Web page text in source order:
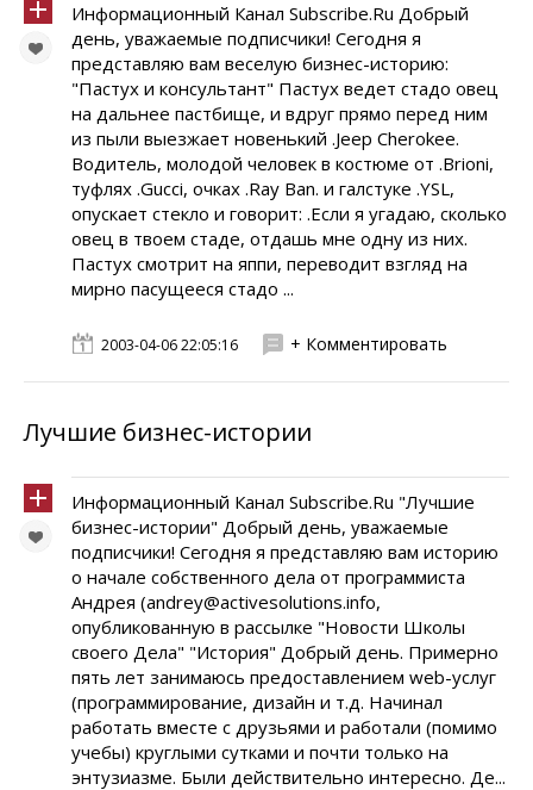
Информационный Канал Subscribe.Ru Добрый
день, уважаемые подписчики! Сегодня я
представляю вам веселую бизнес-историю:
"Пастух и консультант" Пастух ведет стадо овец
на дальнее пастбище, и вдруг прямо перед ним
из пыли выезжает новенький .Jeep Cherokee.
Водитель, молодой человек в костюме от .Brioni,
туфлях .Gucci, очках .Ray Ban. и галстуке .YSL,
опускает стекло и говорит: .Если я угадаю, сколько
овец в твоем стаде, отдашь мне одну из них.
Пастух смотрит на яппи, переводит взгляд на
мирно пасущееся стадо ...
2003-04-06 22:05:16 + Комментировать
Лучшие бизнес-истории
Информационный Канал Subscribe.Ru "Лучшие
бизнес-истории" Добрый день, уважаемые
подписчики! Сегодня я представляю вам историю
о начале собственного дела от программиста
Андрея (andrey@activesolutions.info,
опубликованную в рассылке "Новости Школы
своего Дела" "История" Добрый день. Примерно
пять лет занимаюсь предоставлением web-услуг
(программирование, дизайн и т.д. Начинал
работать вместе с друзьями и работали (помимо
учебы) круглыми сутками и почти только на
энтузиазме. Были действительно интересно. Де...